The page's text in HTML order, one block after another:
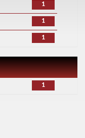
1
1
1
1